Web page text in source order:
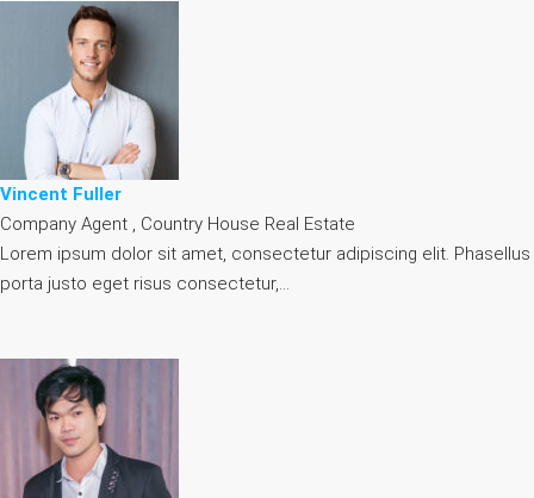
Vincent Fuller
Company Agent , Country House Real Estate
Lorem ipsum dolor sit amet, consectetur adipiscing elit. Phasellus
porta justo eget risus consectetur,…